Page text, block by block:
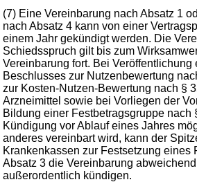
(7) Eine Vereinbarung nach Absatz 1
nach Absatz 4 kann von einer
einem Jahr gekündigt werden. Die
Schiedsspruch gilt bis zum
Vereinbarung fort. Bei Veröffentlichung
Beschlusses zur Nutzenbewertung
zur Kosten-Nutzen-Bewertung nach §
Arzneimittel sowie bei Vorliegen der
Bildung einer Festbetragsgruppe nach
Kündigung vor Ablauf eines Jahres
anderes vereinbart wird, kann der
Krankenkassen zur Festsetzung eines
Absatz 3 die Vereinbarung
außerordentlich kündigen.